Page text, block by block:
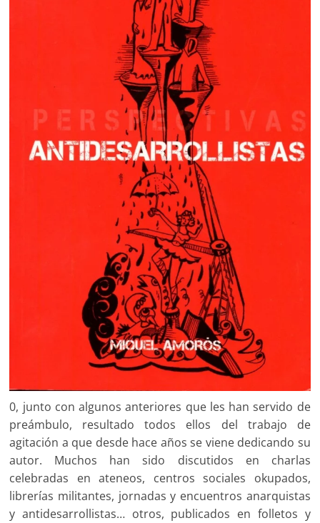
0, junto con algunos anteriores que les han servido de
preámbulo, resultado todos ellos del trabajo de
agitación a que desde hace años se viene dedicando su
autor. Muchos han sido discutidos en charlas
celebradas en ateneos, centros sociales okupados,
librerías militantes, jornadas y encuentros anarquistas
y antidesarrollistas… otros, publicados en folletos y